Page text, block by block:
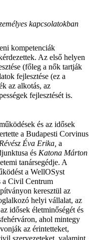
kapcsolatokban
kompetenciák
Az első helyen
(főleg a nők tartják
fejlesztése (ez a
az alkotás, az
fejlesztését is.
és az idősek
a Budapesti Corvinus
Révész Éva Erika, a
és Katona Márton
tanársegédje. A
a WellOSyst
a Civil Centrum
keresztül az
helyi vállalat, az
idősek életminőségét és
ahol mintegy
az érintetteket,